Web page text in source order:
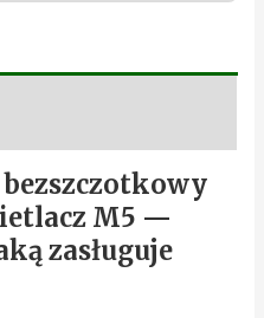
M5 —
zasługuje